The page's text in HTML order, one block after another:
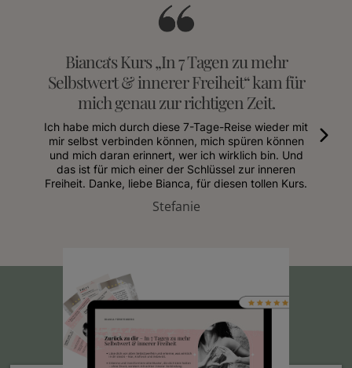
Bianca‘s Kurs „In 7 Tagen zu mehr
Selbstwert & innerer Freiheit“ kam für
mich genau zur richtigen Zeit.
Ich habe mich durch diese 7-Tage-Reise wieder mit
mir selbst verbinden können, mich spüren können
und mich daran erinnert, wer ich wirklich bin. Und
das ist für mich einer der Schlüssel zur inneren
Freiheit. Danke, liebe Bianca, für diesen tollen Kurs.
Stefanie